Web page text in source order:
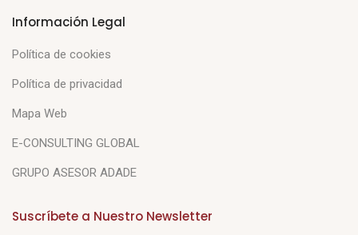
Información Legal
Política de cookies
Política de privacidad
Mapa Web
E-CONSULTING GLOBAL
GRUPO ASESOR ADADE
Suscríbete a Nuestro Newsletter